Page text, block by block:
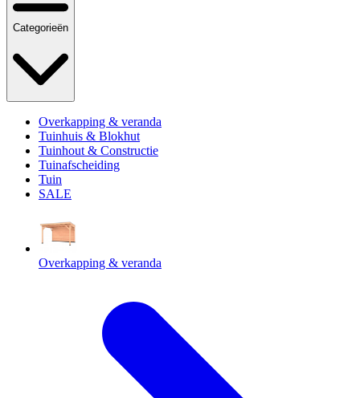
Categorieën
Overkapping & veranda
Tuinhuis & Blokhut
Tuinhout & Constructie
Tuinafscheiding
Tuin
SALE
Overkapping & veranda